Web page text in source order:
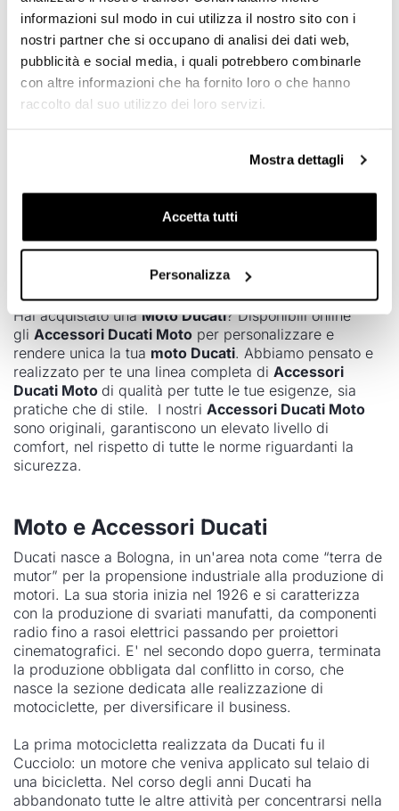
informazioni sul modo in cui utilizza il nostro sito con i
nostri partner che si occupano di analisi dei dati web,
pubblicità e social media, i quali potrebbero combinarle
con altre informazioni che ha fornito loro o che hanno
raccolto dal suo utilizzo dei loro servizi.
Mostra dettagli
Accetta tutti
Personalizza
Ducati
Accessori Ducati Scrambler
Hai acquistato unaMoto Ducati? Disponibili online
gli Accessori Ducati Moto per personalizzare e
rendere unica la tua moto Ducati. Abbiamo pensato e
realizzato per te una linea completa di Accessori
Ducati Moto di qualità per tutte le tue esigenze, sia
pratiche che di stile. I nostri Accessori Ducati Moto
sono originali, garantiscono un elevato livello di
comfort, nel rispetto di tutte le norme riguardanti la
sicurezza.
Moto e Accessori Ducati
Ducati nasce a Bologna, in un'area nota come “terra de
mutor” per la propensione industriale alla produzione di
motori. La sua storia inizia nel 1926 e si caratterizza
con la produzione di svariati manufatti, da componenti
radio fino a rasoi elettrici passando per proiettori
cinematografici. E' nel secondo dopo guerra, terminata
la produzione obbligata dal conflitto in corso, che
nasce la sezione dedicata alle realizzazione di
motociclette, per diversificare il business.
La prima motocicletta realizzata da Ducati fu il
Cucciolo: un motore che veniva applicato sul telaio di
una bicicletta. Nel corso degli anni Ducati ha
abbandonato tutte le altre attività per concentrarsi nella